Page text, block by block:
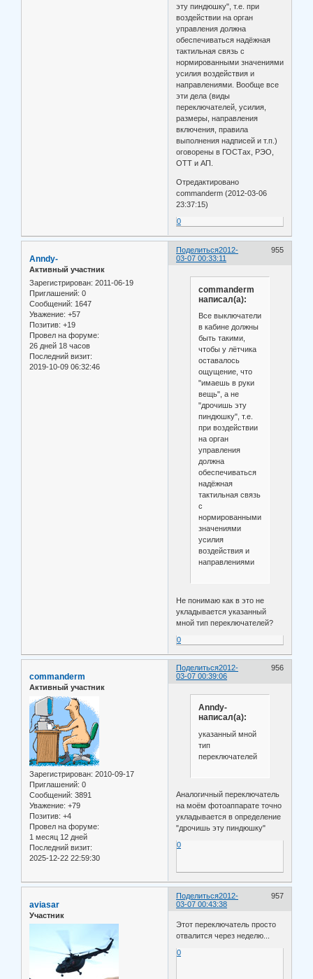
эту пиндюшку", т.е. при
воздействии на орган
управления должна
обеспечиваться надёжная
тактильная связь с
нормированными значениями
усилия воздействия и
направлениями. Вообще все
эти дела (виды
переключателей, усилия,
размеры, направления
включения, правила
выполнения надписей и т.п.)
оговорены в ГОСТах, РЭО,
ОТТ и АП.
Отредактировано
commanderm (2012-03-06
23:37:15)
0
Поделиться 955
2012-
03-07 00:33:11
Anndy-
Активный участник
Зарегистрирован: 2011-06-19
Приглашений: 0
Сообщений: 1647
Уважение: +57
Позитив: +19
Провел на форуме:
26 дней 18 часов
Последний визит:
2019-10-09 06:32:46
commanderm
написал(а):
Все выключатели
в кабине должны
быть такими,
чтобы у лётчика
оставалось
ощущение, что
"имаешь в руки
вещь", а не
"дрочишь эту
пиндюшку", т.е.
при воздействии
на орган
управления
должна
обеспечиваться
надёжная
тактильная связь
с
нормированными
значениями
усилия
воздействия и
направлениями
Не понимаю как в это не
укладывается указанный
мной тип переключателей?
0
Поделиться 956
2012-
03-07 00:39:06
commanderm
Активный участник
Зарегистрирован: 2010-09-17
Приглашений: 0
Сообщений: 3891
Уважение: +79
Позитив: +4
Провел на форуме:
1 месяц 12 дней
Последний визит:
2025-12-22 22:59:30
Anndy-
написал(а):
указанный мной
тип
переключателей
Аналогичный переключатель
на моём фотоаппарате точно
укладывается в определение
"дрочишь эту пиндюшку"
0
Поделиться 957
2012-
03-07 00:43:38
aviasar
Участник
Этот переключатель просто
отвалится через неделю...
0